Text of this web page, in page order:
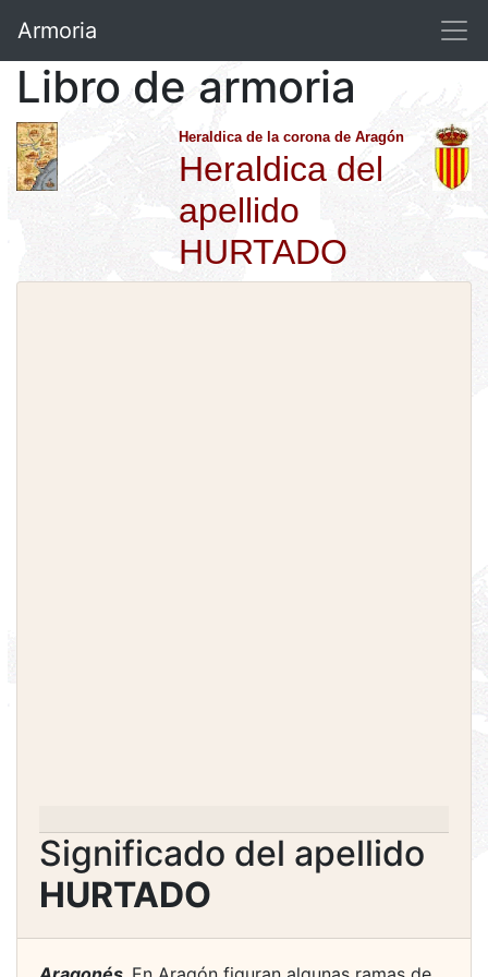
Armoria
Libro de armoria
Heraldica de la corona de Aragón
Heraldica del
apellido
HURTADO
Significado del apellido
HURTADO